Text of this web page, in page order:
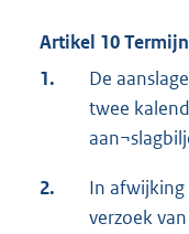
Artikel 10
1.
De
twee
2.
In afwijking
verzoek